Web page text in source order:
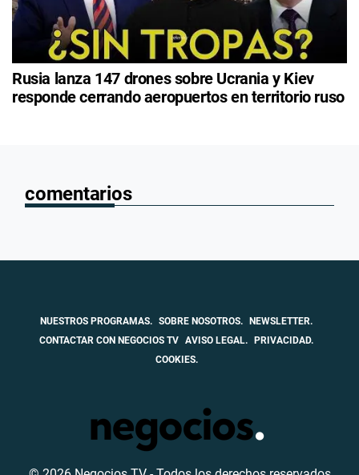
Rusia lanza 147 drones sobre Ucrania y Kiev
responde cerrando aeropuertos en territorio ruso
comentarios
NUESTROS PROGRAMAS. SOBRE NOSOTROS.
NEWSLETTER.
CONTACTAR CON NEGOCIOS TV AVISO LEGAL.
PRIVACIDAD.
COOKIES.